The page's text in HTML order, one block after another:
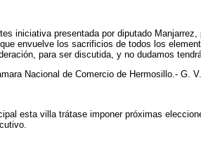
iniciativa presentada por diputado
envuelve los sacrificios de todos los
para ser discutida, y no dudamos
Nacional de Comercio de Hermosillo.-
esta villa trátase imponer próximas